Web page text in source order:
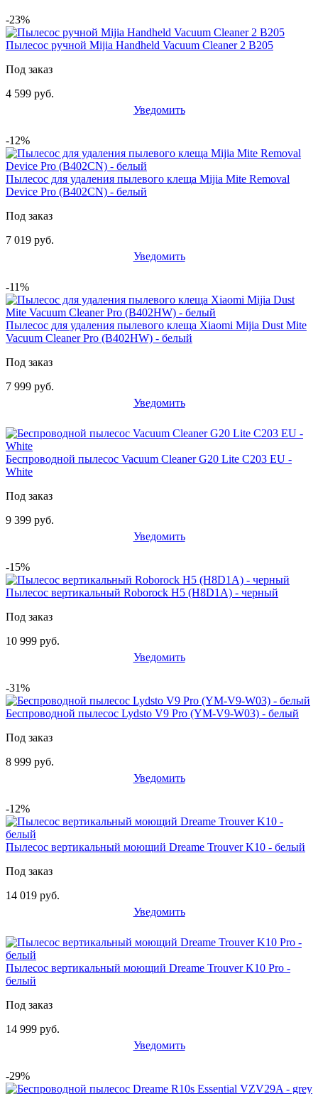
-23%
Пылесос ручной Mijia Handheld Vacuum Cleaner 2 B205
Под заказ
4 599 руб.
Уведомить
-12%
Пылесос для удаления пылевого клеща Mijia Mite Removal
Device Pro (B402CN) - белый
Под заказ
7 019 руб.
Уведомить
-11%
Пылесос для удаления пылевого клеща Xiaomi Mijia Dust Mite
Vacuum Cleaner Pro (B402HW) - белый
Под заказ
7 999 руб.
Уведомить
Беспроводной пылесос Vacuum Cleaner G20 Lite C203 EU -
White
Под заказ
9 399 руб.
Уведомить
-15%
Пылесос вертикальный Roborock H5 (H8D1A) - черный
Под заказ
10 999 руб.
Уведомить
-31%
Беспроводной пылесос Lydsto V9 Pro (YM-V9-W03) - белый
Под заказ
8 999 руб.
Уведомить
-12%
Пылесос вертикальный моющий Dreame Trouver K10 - белый
Под заказ
14 019 руб.
Уведомить
Пылесос вертикальный моющий Dreame Trouver K10 Pro -
белый
Под заказ
14 999 руб.
Уведомить
-29%